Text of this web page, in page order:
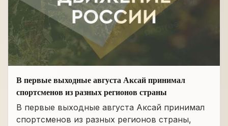
В первые выходные августа Аксай принимал
спортсменов из разных регионов страны
В первые выходные августа Аксай принимал
спортсменов из разных регионов страны,